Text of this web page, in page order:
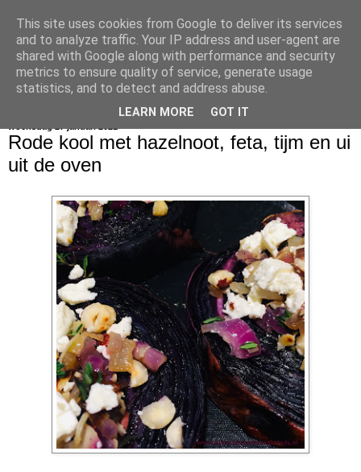
bijna net zo lekker als thuis
Rode kool met hazelnoot, feta, tijm en ui
uit de oven
This site uses cookies from Google to deliver its services
and to analyze traffic. Your IP address and user-agent are
shared with Google along with performance and security
metrics to ensure quality of service, generate usage
statistics, and to detect and address abuse.
LEARN MORE GOT IT